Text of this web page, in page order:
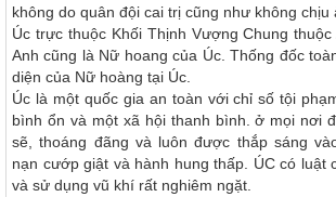
không do quân đội cai trị cũng như không chịu
Úc trực thuộc Khối Thịnh Vượng Chung
Anh cũng là Nữ hoang của Úc. Thống đốc
diện của Nữ hoàng tại Úc.
Úc là một quốc gia an toàn với chỉ số tội
bình ổn và một xã hội thanh bình. ở mọi nơi
sẽ, thoáng đãng và luôn được thắp sáng
nạn cướp giật và hành hung thấp. ÚC có luật
và sử dụng vũ khí rất nghiêm ngặt.